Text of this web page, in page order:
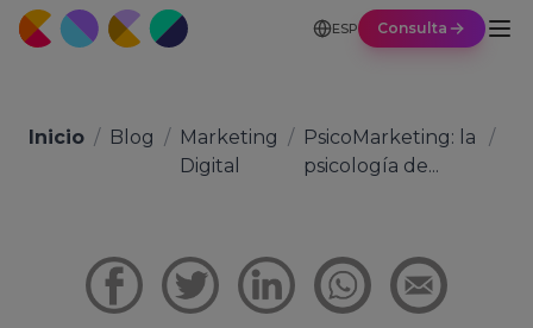
ESP Consulta
Inicio / Blog / Marketing
Digital
/ PsicoMarketing: la
psicología de...
/